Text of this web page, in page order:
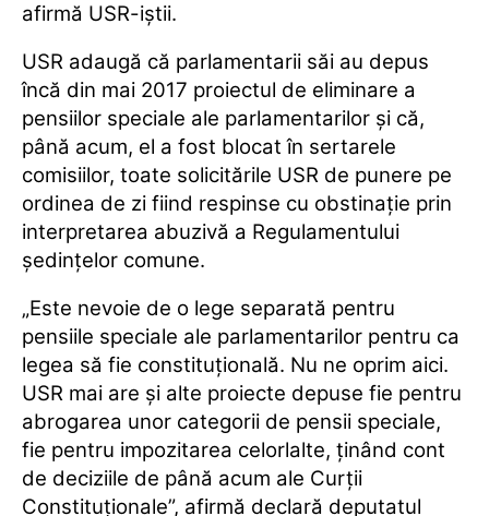
afirmă USR-iștii.
USR adaugă că parlamentarii săi au depus
încă din mai 2017 proiectul de eliminare a
pensiilor speciale ale parlamentarilor şi că,
până acum, el a fost blocat în sertarele
comisiilor, toate solicitările USR de punere pe
ordinea de zi fiind respinse cu obstinaţie prin
interpretarea abuzivă a Regulamentului
şedinţelor comune.
„Este nevoie de o lege separată pentru
pensiile speciale ale parlamentarilor pentru ca
legea să fie constituţională. Nu ne oprim aici.
USR mai are şi alte proiecte depuse fie pentru
abrogarea unor categorii de pensii speciale,
fie pentru impozitarea celorlalte, ţinând cont
de deciziile de până acum ale Curţii
Constituţionale”, afirmă declară deputatul